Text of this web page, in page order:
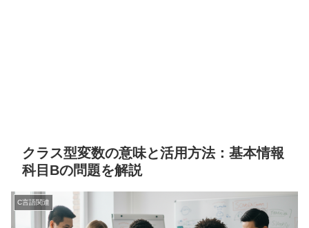
クラス型変数の意味と活用方法：基本情報
科目Bの問題を解説
C言語関連